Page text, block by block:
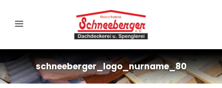
schneeberger_logo_nurname_80